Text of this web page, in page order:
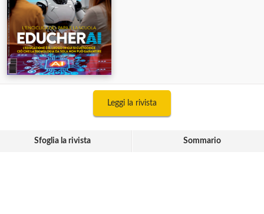
Leggi la rivista
Sfoglia la rivista Sommario